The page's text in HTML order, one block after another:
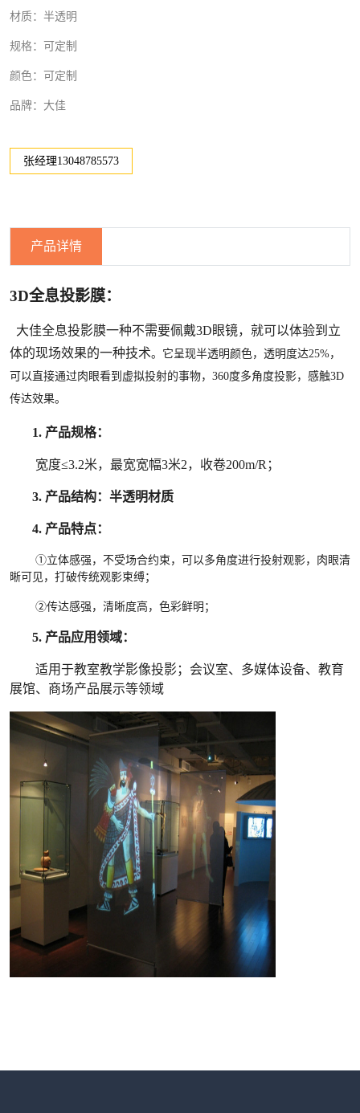
材质：半透明
规格：可定制
颜色：可定制
品牌：大佳
张经理13048785573
产品详情
3D全息投影膜：
大佳全息投影膜一种不需要佩戴3D眼镜，就可以体验到立
体的现场效果的一种技术。它呈现半透明颜色，透明度达25%，
可以直接通过肉眼看到虚拟投射的事物，360度多角度投影，感触3D
传达效果。
1. 产品规格：
宽度≤3.2米，最宽宽幅3米2，收卷200m/R ；
3. 产品结构： 半透明材质
4. 产品特点：
①立体感强， 不受场合约束，
可以多角度进行投射观影，肉眼清
晰可见，打破传统观影束缚；
②传达感强，清晰度高，色彩鲜明；
5. 产品应用领域：
适用于教室教学影像投影；会议室、多媒体设备、教育
展馆、商场产品展示等领域